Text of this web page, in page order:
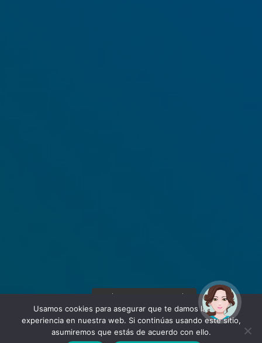
Usamos cookies para asegurar que te damos la mejor
experiencia en nuestra web. Si continúas usando este sitio,
asumiremos que estás de acuerdo con ello.
¡Hola! Soy Noy. ¿Puedo
ayudarte?